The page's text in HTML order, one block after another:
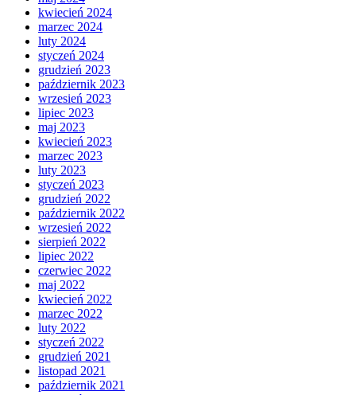
kwiecień 2024
marzec 2024
luty 2024
styczeń 2024
grudzień 2023
październik 2023
wrzesień 2023
lipiec 2023
maj 2023
kwiecień 2023
marzec 2023
luty 2023
styczeń 2023
grudzień 2022
październik 2022
wrzesień 2022
sierpień 2022
lipiec 2022
czerwiec 2022
maj 2022
kwiecień 2022
marzec 2022
luty 2022
styczeń 2022
grudzień 2021
listopad 2021
październik 2021